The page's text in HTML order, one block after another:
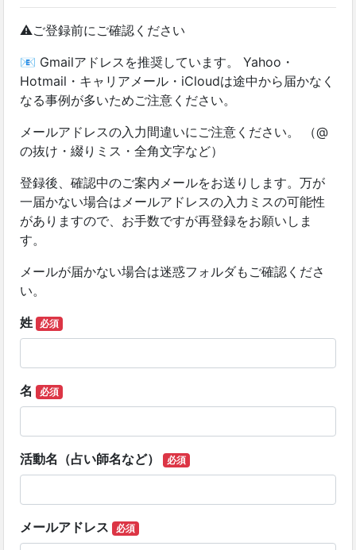
⚠️ご登録前にご確認ください
📧 Gmailアドレスを推奨しています。 Yahoo・
Hotmail・キャリアメール・iCloudは途中から届かなく
なる事例が多いためご注意ください。
メールアドレスの入力間違いにご注意ください。 （@
の抜け・綴りミス・全角文字など）
登録後、確認中のご案内メールをお送りします。万が
一届かない場合はメールアドレスの入力ミスの可能性
がありますので、お手数ですが再登録をお願いしま
す。
メールが届かない場合は迷惑フォルダもご確認くださ
い。
姓
必須
名 必須
活動名（占い師名など） 必須
メールアドレス 必須